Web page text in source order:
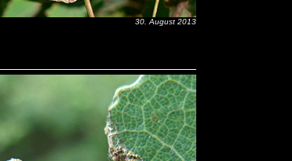
30. August 2013